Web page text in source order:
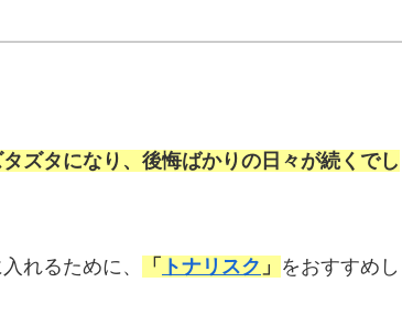
ズタになり、後悔ばかりの日々が続くでし
れるために、 「 トナリスク 」 をおすすめし